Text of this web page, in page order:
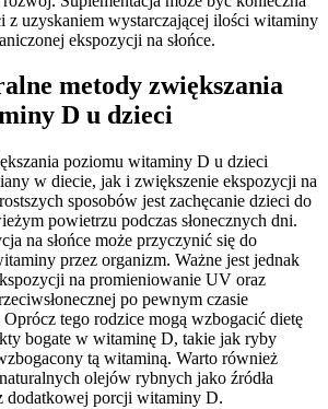
z uzyskaniem wystarczającej ilości witaminy
ekspozycji na słońce.
metody zwiększania
D u dzieci
poziomu witaminy D u dzieci
w diecie, jak i zwiększenie ekspozycji na
sposobów jest zachęcanie dzieci do
powietrzu podczas słonecznych dni.
na słońce może przyczynić się do
przez organizm. Ważne jest jednak
na promieniowanie UV oraz
po pewnym czasie
Oprócz tego rodzice mogą wzbogacić dietę
bogate w witaminę D, takie jak ryby
tą witaminą. Warto również
olejów rybnych jako źródła
dodatkowej porcji witaminy D.